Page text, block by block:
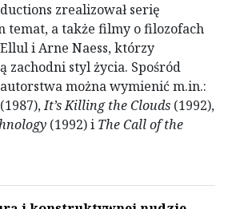
zrealizował serię
temat, a także filmy o filozofach
i Arne Naess, którzy
zachodni styl życia. Spośród
można wymienić m.in.:
It’s Killing the Clouds (1992),
(1992) i The Call of the